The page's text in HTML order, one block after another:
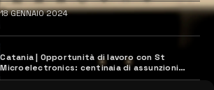
18 GENNAIO 2024
Catania | Opportunità di lavoro con St
Microelectronics: centinaia di assunzioni
previste